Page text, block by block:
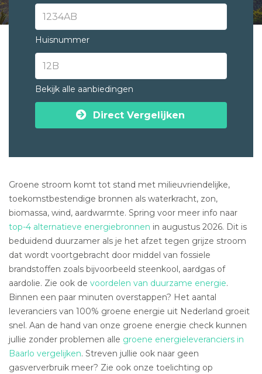
Huisnummer
Bekijk alle aanbiedingen
Direct Vergelijken
Groene stroom komt tot stand met milieuvriendelijke,
toekomstbestendige bronnen als waterkracht, zon,
biomassa, wind, aardwarmte. Spring voor meer info naar
top-4 alternatieve energiebronnen in augustus 2026. Dit is
beduidend duurzamer als je het afzet tegen grijze stroom
dat wordt voortgebracht door middel van fossiele
brandstoffen zoals bijvoorbeeld steenkool, aardgas of
aardolie. Zie ook de voordelen van duurzame energie.
Binnen een paar minuten overstappen? Het aantal
leveranciers van 100% groene energie uit Nederland groeit
snel. Aan de hand van onze groene energie check kunnen
jullie zonder problemen alle groene energieleveranciers in
Baarlo vergelijken. Streven jullie ook naar geen
gasververbruik meer? Zie ook onze toelichting op